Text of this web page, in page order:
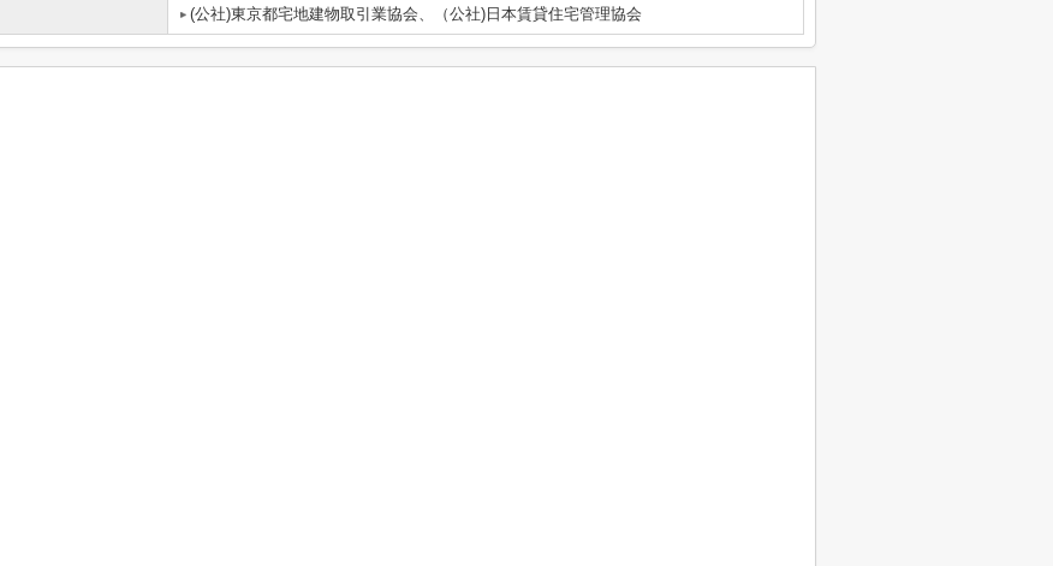
(公社)東京都宅地建物取引業協会、（公社)日本賃貸住宅管理協会